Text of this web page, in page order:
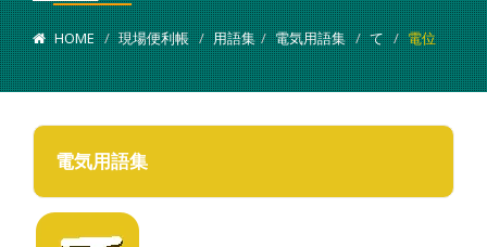
HOME 現場便利帳 用語集 電気用語集 て 電位
電気用語集